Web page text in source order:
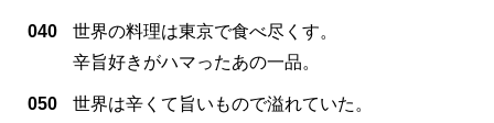
040
世界の料理は東京で食べ尽くす。
辛旨好きがハマったあの一品。
050
世界は辛くて旨いもので溢れていた。